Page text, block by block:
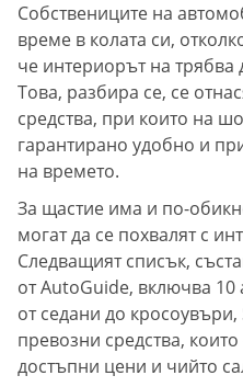
Собствениците на
време в колата си,
че интериорът на
Това, разбира се, се
средства, при които на
гарантирано удобно и
на времето.
За щастие има и по-
могат да се похвалят с
Следващият списък,
от AutoGuide, включва 10
от седани до кросоувъри,
превозни средства,
достъпни цени и чийто